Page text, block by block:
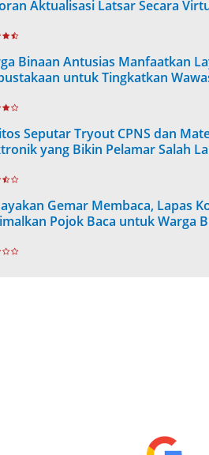
Aktualisasi Latsar Secara
Binaan Antusias Manfaatkan
untuk Tingkatkan
Seputar Tryout CPNS dan
yang Bikin Pelamar Salah
Gemar Membaca, Lapas
Pojok Baca untuk Warga